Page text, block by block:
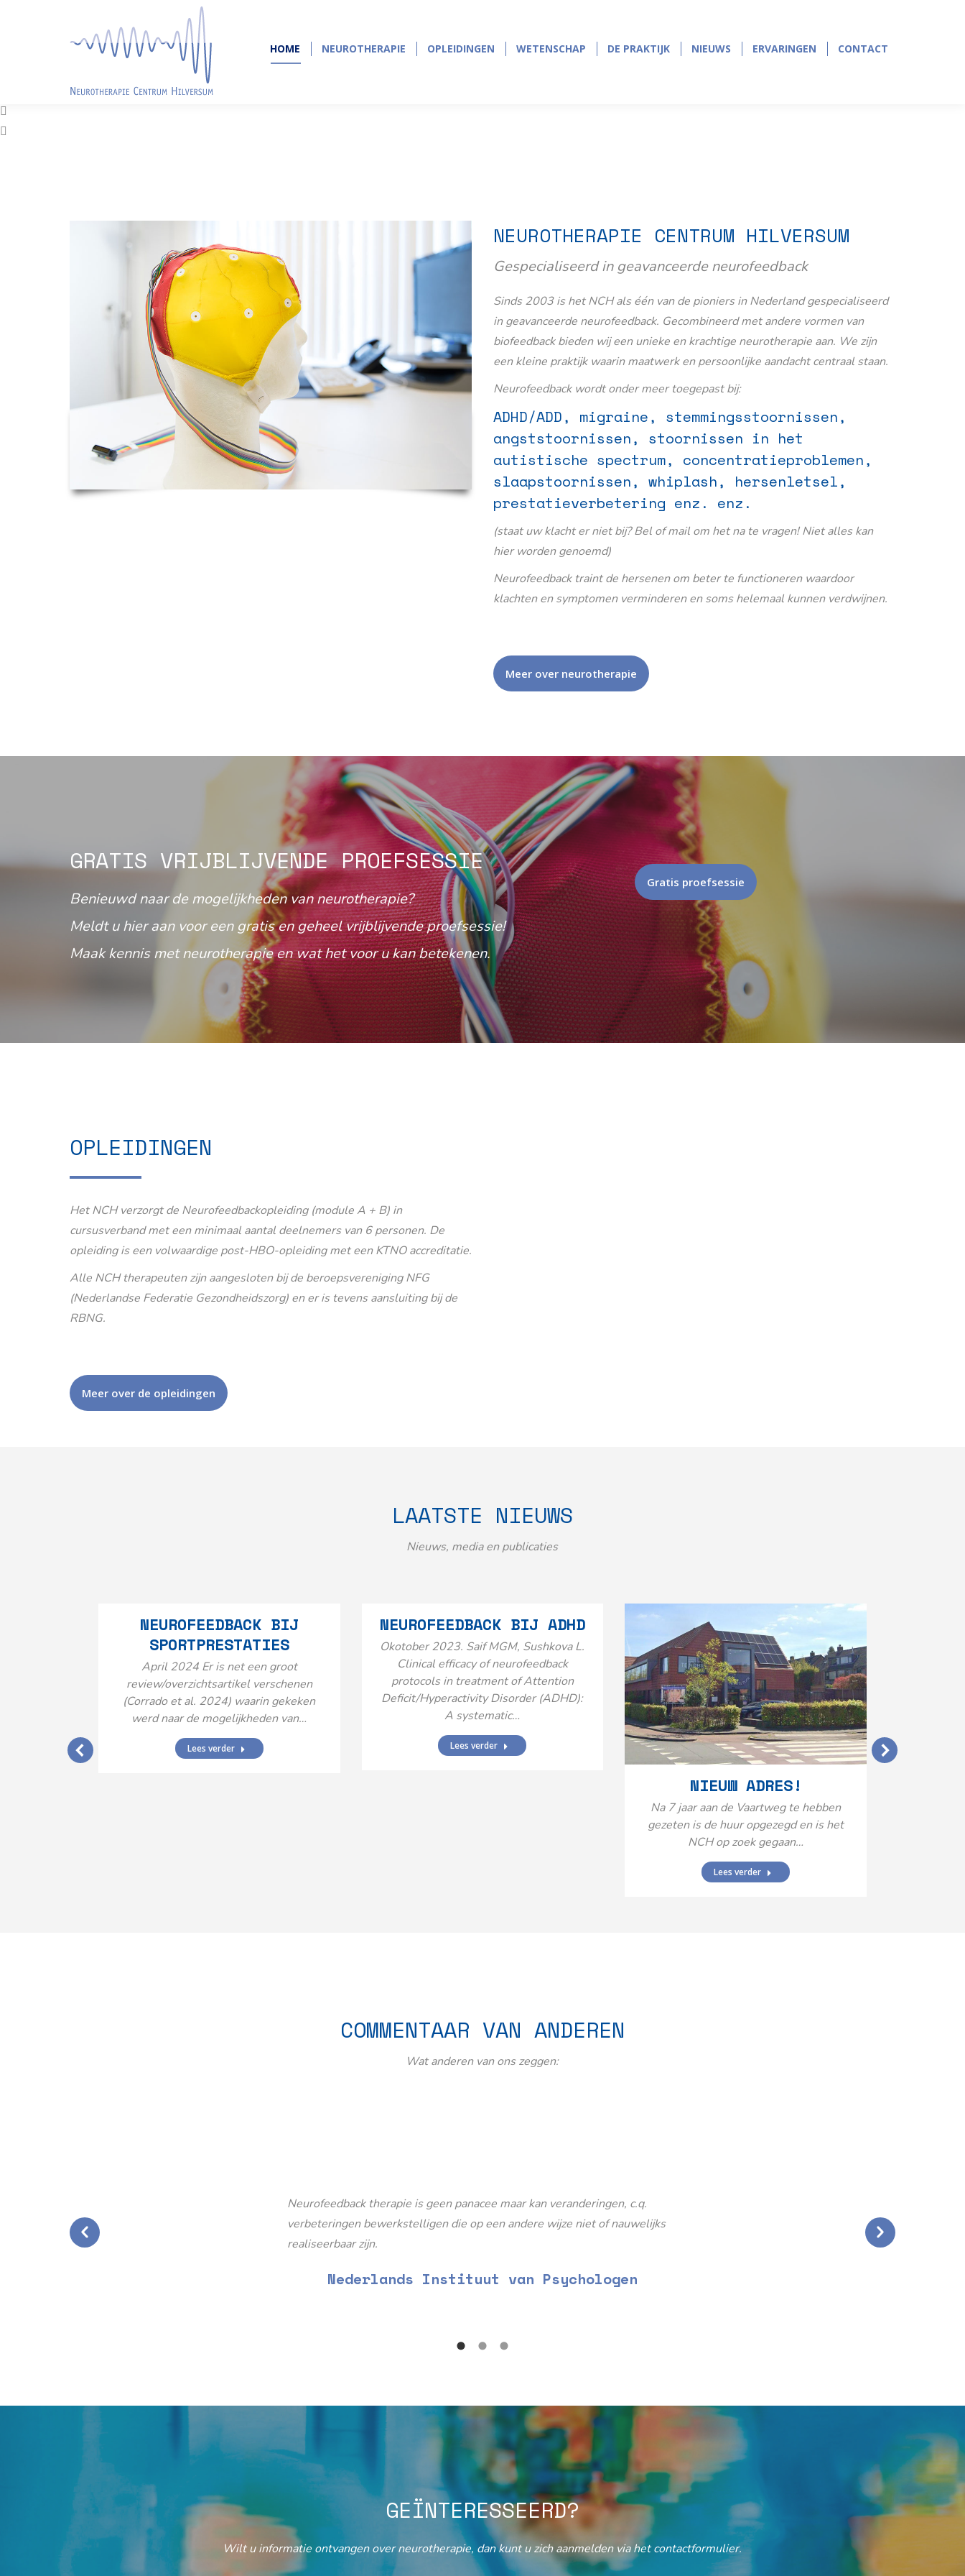
in
in
HOME NEUROTHERAPIE OPLEIDINGEN WETENSCHAP DE PRAKTIJK NIEUWS ERVARINGEN CONTACT
NEUROTHERAPIE CENTRUM HILVERSUM
Gespecialiseerd in geavanceerde neurofeedback
Sinds 2003 is het NCH als één van de pioniers in Nederland gespecialiseerd
in geavanceerde neurofeedback. Gecombineerd met andere vormen van
biofeedback bieden wij een unieke en krachtige neurotherapie aan. We zijn
een kleine praktijk waarin maatwerk en persoonlijke aandacht centraal staan.
Neurofeedback wordt onder meer toegepast bij:
ADHD/ADD, migraine, stemmingsstoornissen,
angststoornissen, stoornissen in het
autistische spectrum, concentratieproblemen,
slaapstoornissen, whiplash, hersenletsel,
prestatieverbetering enz. enz.
(staat uw klacht er niet bij? Bel of mail om het na te vragen! Niet alles kan
hier worden genoemd)
Neurofeedback traint de hersenen om beter te functioneren waardoor
klachten en symptomen verminderen en soms helemaal kunnen verdwijnen.
Meer over neurotherapie
GRATIS VRIJBLIJVENDE PROEFSESSIE
Benieuwd naar de mogelijkheden van neurotherapie?
Meldt u hier aan voor een gratis en geheel vrijblijvende proefsessie!
Maak kennis met neurotherapie en wat het voor u kan betekenen.
Gratis proefsessie
OPLEIDINGEN
Het NCH verzorgt de Neurofeedbackopleiding (module A + B) in
cursusverband met een minimaal aantal deelnemers van 6 personen. De
opleiding is een volwaardige post-HBO-opleiding met een KTNO accreditatie.
Alle NCH therapeuten zijn aangesloten bij de beroepsvereniging NFG
(Nederlandse Federatie Gezondheidszorg) en er is tevens aansluiting bij de
RBNG.
Meer over de opleidingen
LAATSTE NIEUWS
Nieuws, media en publicaties
NEUROFEEDBACK BIJ
SPORTPRESTATIES
April 2024 Er is net een groot
review/overzichtsartikel verschenen
(Corrado et al. 2024) waarin gekeken
werd naar de mogelijkheden van…
Lees verder
NEUROFEEDBACK BIJ ADHD
Okotober 2023. Saif MGM, Sushkova L.
Clinical efficacy of neurofeedback
protocols in treatment of Attention
Deficit/Hyperactivity Disorder (ADHD):
A systematic…
Lees verder
NIEUW ADRES!
Na 7 jaar aan de Vaartweg te hebben
gezeten is de huur opgezegd en is het
NCH op zoek gegaan…
Lees verder
COMMENTAAR VAN ANDEREN
Wat anderen van ons zeggen:
Neurofeedback therapie is geen panacee maar kan veranderingen, c.q.
verbeteringen bewerkstelligen die op een andere wijze niet of nauwelijks
realiseerbaar zijn.
Nederlands Instituut van Psychologen
GEÏNTERESSEERD?
Wilt u informatie ontvangen over neurotherapie, dan kunt u zich aanmelden via het contactformulier.
HOME NEUROTHERAPIE OPLEIDINGEN WETENSCHAP DE PRAKTIJK NIEUWS ERVARINGEN CONTACT